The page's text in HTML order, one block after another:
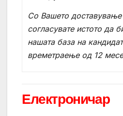
Со Вашето
согласувате истото да
нашата база на
времетраење од 12
Електроничар